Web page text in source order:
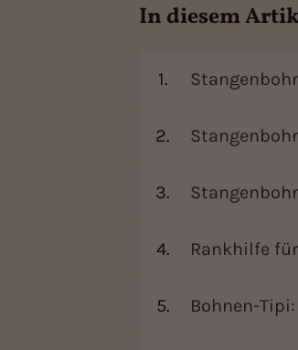
In diesem
Rankhilfe
Bohnen-